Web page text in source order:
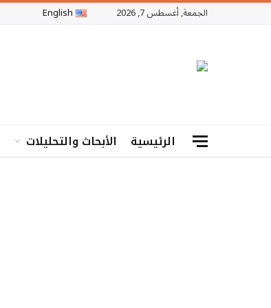
الجمعة, أغسطس 7, 2026 English
الرئيسية الأبحاث والتحليلات